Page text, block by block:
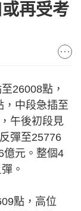
再受考
26008點，
，中段急插至
午後初段見
彈至25776
億元。整個4
。
點，高位